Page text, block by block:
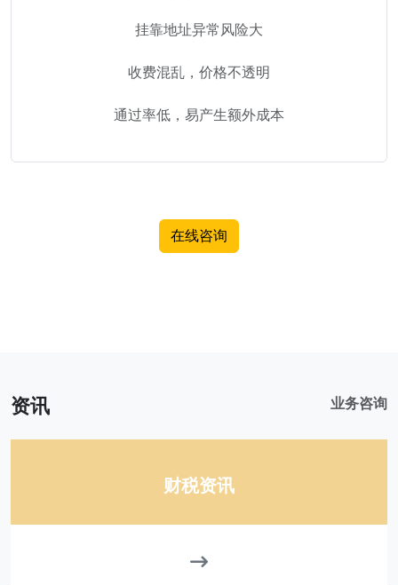
挂靠地址异常风险大
收费混乱，价格不透明
通过率低，易产生额外成本
在线咨询
资讯 业务咨询
财税资讯